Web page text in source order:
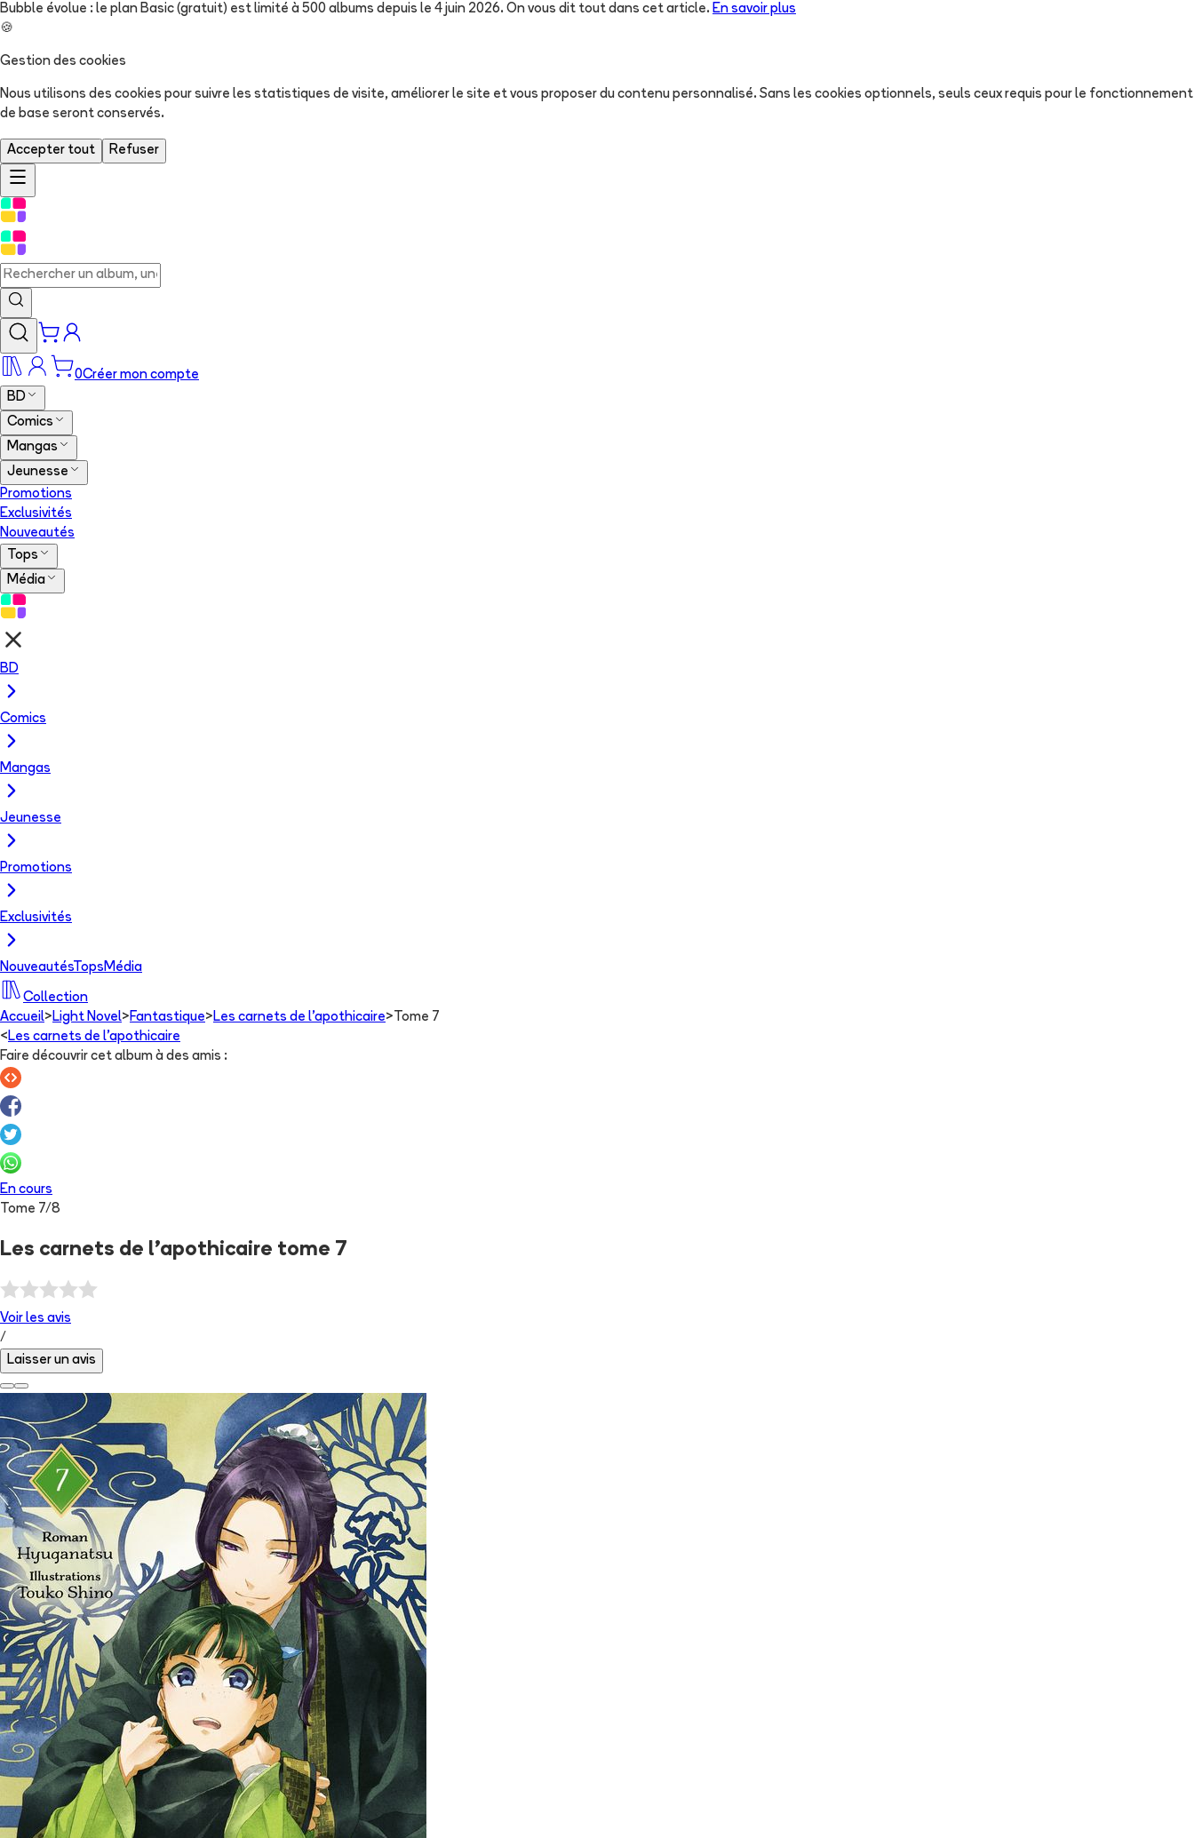
Bubble évolue : le plan Basic (gratuit) est limité à 500 albums depuis le 4 juin 2026. On vous dit tout dans cet article. En savoir plus
🍪
Gestion des cookies
Nous utilisons des cookies pour suivre les statistiques de visite, améliorer le site et vous proposer du contenu personnalisé. Sans les cookies optionnels, seuls ceux requis pour le fonctionnement
de base seront conservés.
Accepter tout Refuser
0Créer mon compte
BD
Comics
Mangas
Jeunesse
Promotions
Exclusivités
Nouveautés
Tops
Média
BD
Comics
Mangas
Jeunesse
Promotions
Exclusivités
NouveautésTops Média
Collection
Accueil> Light Novel> Fantastique> Les carnets de l'apothicaire> Tome 7
< Les carnets de l'apothicaire
Faire découvrir cet album à des amis :
En cours
Tome 7/8
Les carnets de l'apothicaire tome 7
Voir les avis
/
Laisser un avis